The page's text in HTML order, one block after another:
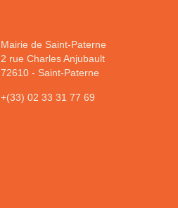
Mairie de Saint-Paterne
2 rue Charles Anjubault
72610- Saint-Paterne
+(33) 02 33 31 77 69